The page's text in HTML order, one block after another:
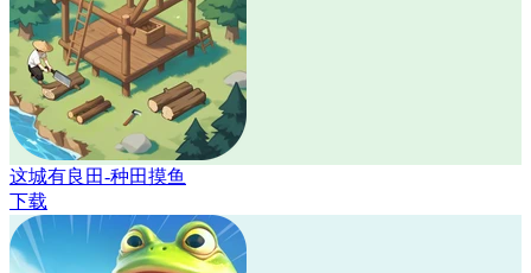
这城有良田-种田摸鱼
下载